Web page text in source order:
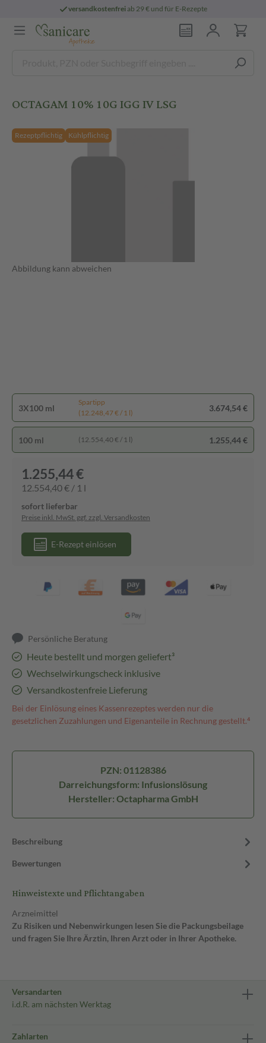
versandkostenfreiab 29 € und für E-Rezepte
OCTAGAM 10% 10G IGG IV LSG
Rezeptpflichtig Kühlpflichtig
Abbildung kann abweichen
3X100 ml
Spartipp
(12.248,47 € / 1 l)
3.674,54 €
100 ml (12.554,40 € / 1 l) 1.255,44 €
1.255,44 €
12.554,40 € / 1 l
sofort lieferbar
Preise inkl. MwSt. ggf. zzgl. Versandkosten
E-Rezept einlösen
Persönliche Beratung
Heute bestellt und morgen geliefert³
Wechselwirkungscheck inklusive
Versandkostenfreie Lieferung
Bei der Einlösung eines Kassenrezeptes werden nur die
gesetzlichen Zuzahlungen und Eigenanteile in Rechnung gestellt.⁴
PZN: 01128386
Darreichungsform: Infusionslösung
Hersteller: Octapharma GmbH
Beschreibung
Bewertungen
Hinweistexte und Pflichtangaben
Arzneimittel
Zu Risiken und Nebenwirkungen lesen Sie die Packungsbeilage
und fragen Sie Ihre Ärztin, Ihren Arzt oder in Ihrer Apotheke.
Versandarten
i.d.R. am nächsten Werktag
Zahlarten